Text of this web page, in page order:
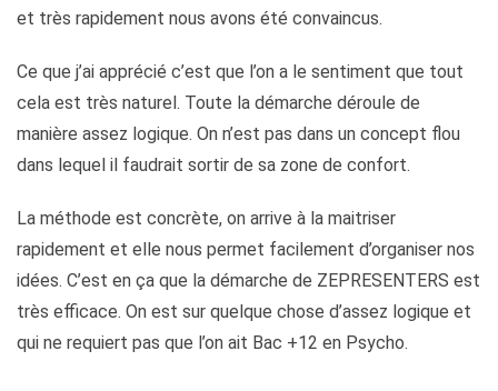
et très rapidement nous avons été convaincus.
Ce que j’ai apprécié c’est que l’on a le sentiment que tout
cela est très naturel. Toute la démarche déroule de
manière assez logique. On n’est pas dans un concept flou
dans lequel il faudrait sortir de sa zone de confort.
La méthode est concrète, on arrive à la maitriser
rapidement et elle nous permet facilement d’organiser nos
idées. C’est en ça que la démarche de ZEPRESENTERS est
très efficace. On est sur quelque chose d’assez logique et
qui ne requiert pas que l’on ait Bac +12 en Psycho.